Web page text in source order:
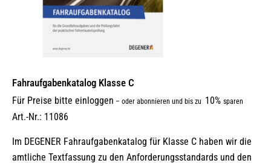
Fahraufgabenkatalog Klasse C
Für Preise bitte einloggen – oder abonnieren und bis zu 10% sparen
Art.-Nr.: 11086
Im DEGENER Fahraufgabenkatalog für Klasse C haben wir die
amtliche Textfassung zu den Anforderungsstandards und den